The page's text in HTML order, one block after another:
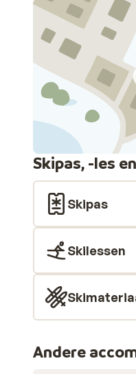
Skipas, -les
Skipas
Skilessen
Andere